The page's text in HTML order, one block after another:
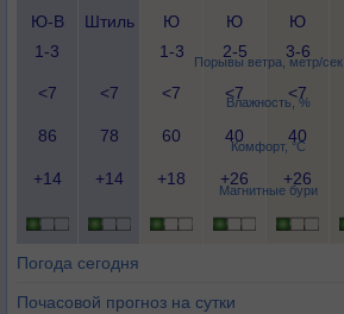
Порывы ветра, метр/сек
Влажность, %
Комфорт, °C
Магнитные бури
Ю-В
1-3
Штиль
Ю
1-3
Ю
2-5
Ю
3-6
<7 <7 <7 <7 <7
86 78 60 40 40
+14 +14 +18 +26 +26
Погода сегодня
Почасовой прогноз на сутки